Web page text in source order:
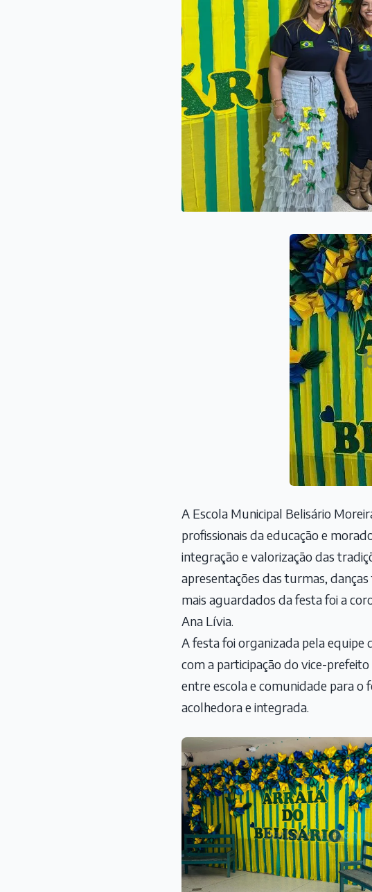
A Escola Municipal Belisário
profissionais da educação e
integração e valorização das
apresentações das turmas,
mais aguardados da festa foi a
Ana Lívia.
A festa foi organizada pela equipe
com a participação do vice-
entre escola e comunidade para o
acolhedora e integrada.